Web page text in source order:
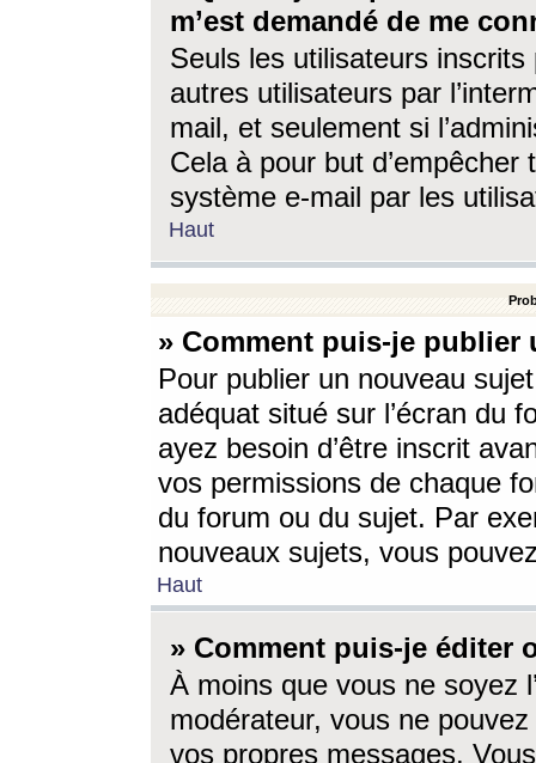
m’est demandé de me
Seuls les utilisateurs
autres utilisateurs par
mail, et seulement si
Cela à pour but
système e-mail par les
Haut
» Comment puis-je
Pour publier un nouveau
adéquat situé sur l’écran du
ayez besoin d’être inscrit
vos permissions de chaque
du forum ou du sujet. Par
nouveaux sujets, vous
Haut
» Comment puis-je éditer
À moins que vous ne soyez
modérateur, vous ne
vos propres messages.